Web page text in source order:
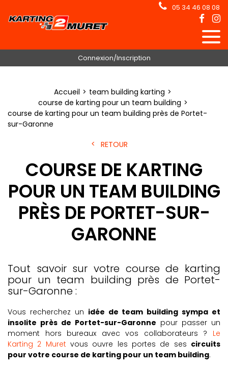
05 34 46 08 08
Connexion/Inscription
Accueil
team building karting
course de karting pour un team building
course de karting pour un team building près de Portet-
sur-Garonne
RETOUR
COURSE DE KARTING
POUR UN TEAM BUILDING
PRÈS DE PORTET-SUR-
GARONNE
Tout savoir sur votre course de karting
pour un team building près de Portet-
sur-Garonne :
Vous recherchez un idée de team building sympa et
insolite près de Portet-sur-Garonne pour passer un
moment hors bureaux avec vos collaborateurs ? Le
Karting 2 Muretvous ouvre les portes de ses circuits
pour votre course de karting pour un team building.